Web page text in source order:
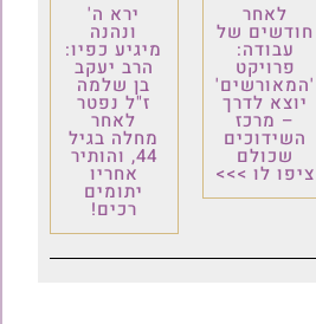
לאחר
חודשים של
עבודה:
פרויקט
'המאורשים'
יוצא לדרך
– מרכז
השידוכים
שכולם
ציפו לו >>>
ירא ה'
ונהנה
מיגיע כפיו:
הרב יעקב
בן שלמה
ז"ל נפטר
לאחר
מחלה בגיל
44, והותיר
אחריו
יתומים
רכים!